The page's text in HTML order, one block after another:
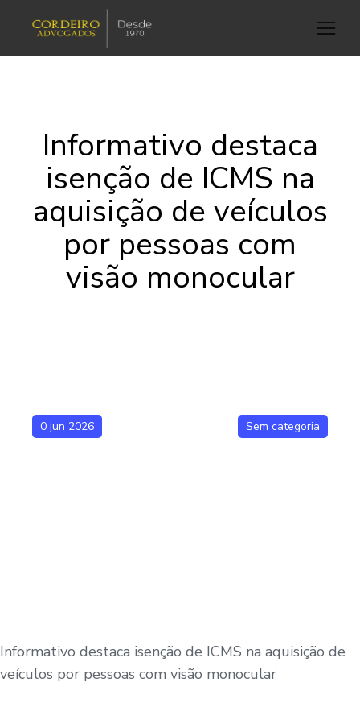
Informativo destaca
isenção de ICMS na
aquisição de veículos
por pessoas com
visão monocular
0 jun 2026 Sem categoria
Informativo destaca isenção de ICMS na aquisição de
veículos por pessoas com visão monocular